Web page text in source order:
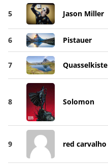
5 Jason Miller
6 Pistauer
7 Quasselkiste
8 Solomon
9 red carvalho